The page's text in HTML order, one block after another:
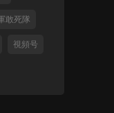
敢死隊
視頻号